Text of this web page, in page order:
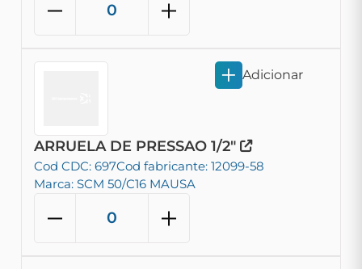
ARRUELA DE PRESSAO 1/2"
Cod CDC: 697Cod fabricante: 12099-58
Marca: SCM 50/C16 MAUSA
Adicionar